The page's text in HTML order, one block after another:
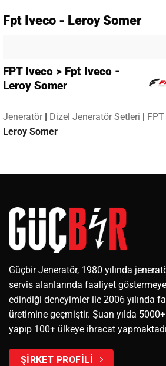
Jeneratör | Dizel Jeneratör Setleri |
Leroy Somer
Fpt Iveco - Leroy Somer
FPT Iveco > Fpt Iveco -
Leroy Somer
Güçbir Jeneratör, 1980 yılında
servis alanlarında faaliyet
edindiği deneyimler ile 2006 yılında
üretimine geçmiştir. Şuan yılda
yapıp 100+ ülkeye ihracat
ŞİRKET PROFİLİ